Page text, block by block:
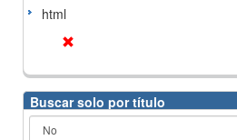
html
Buscar solo por título